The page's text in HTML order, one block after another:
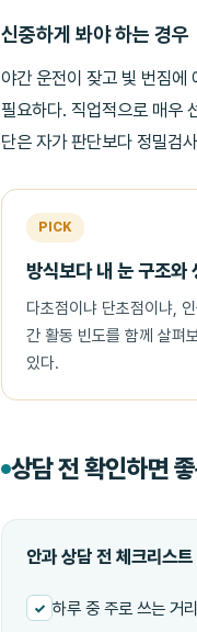
신중하게 봐야 하는 경우
야간 운전이 잦고 빛 번짐에
필요하다. 직업적으로 매우
단은 자가 판단보다 정밀검
PICK
방식보다 내 눈 구조와
다초점이냐 단초점이냐,
간 활동 빈도를 함께 살펴
있다.
상담 전 확인하면
안과 상담 전 체크리스트
하루 중 주로 쓰는 거